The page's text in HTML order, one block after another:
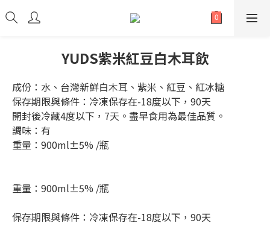
YUDS紫米紅豆白木耳飲
成份：水、台灣新鮮白木耳、紫米、紅豆、紅冰糖
保存期限與條件：冷凍保存在-18度以下，90天
開封後冷藏4度以下，7天。盡早食用為最佳品質。
調味：有
重量：900ml±5% /瓶
重量：900ml±5% /瓶
保存期限與條件：冷凍保存在-18度以下，90天